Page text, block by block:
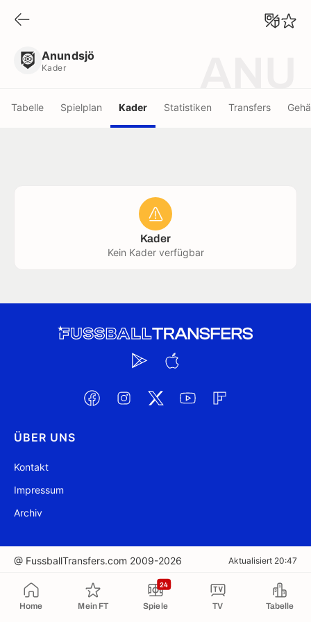
Home Mein FT Spiele
24
TV Tabelle
Anundsjö
Kader
Tabelle Spielplan Kader Statistiken Transfers
Kader
Kein Kader verfügbar
ÜBER UNS
Kontakt
Impressum
Archiv
@ FussballTransfers.com 2009-2026 Aktualisiert 20:47
In die Zwischenablage kopiert